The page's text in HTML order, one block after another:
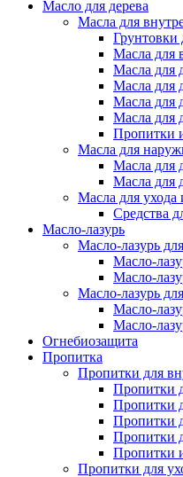
Масло для дерева
Масла для
Грунтовки
Масла для
Масла для
Масла для
Масла для
Масла для
Пропитки
Масла для
Масла для
Масла для
Масла для ухода
Средства
Масло-лазурь
Масло-лазурь
Масло-
Масло-
Масло-лазурь
Масло-
Масло-
Огнебиозащита
Пропитка
Пропитки для
Пропитки
Пропитки
Пропитки
Пропитки
Пропитки
Пропитки для